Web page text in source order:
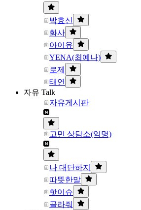
박효신
화사
아이유
YENA(최예나)
로제
태연
자유 Talk
자유게시판
고민 상담소(익명)
나 대단하지
따뜻한말
핫이슈
골라줘